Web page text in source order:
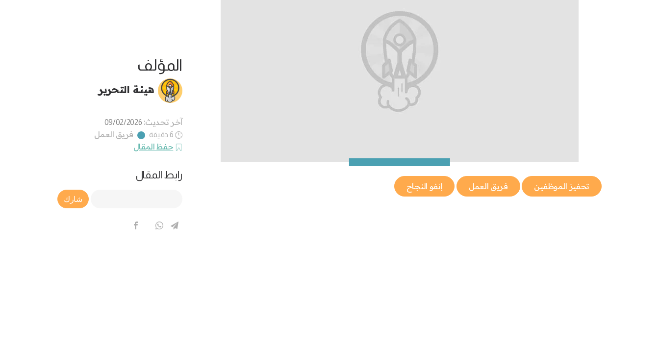
تحفيز الموظفين فريق العمل إنفو النجاح
المؤلف
هيئة التحرير
آخر تحديث: 09/02/2026
6 دقيقة
فريق العمل
حفظ المقال
رابط المقال
Article Link
شارك